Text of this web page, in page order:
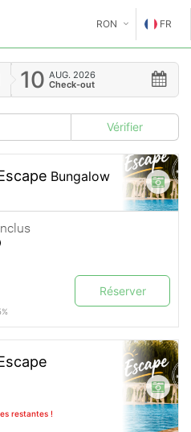
RON
€
$
£
FR
EN
GE
ES
IT
10 AUG. 2026
Check-out
Bungalow
Réserver
restantes !